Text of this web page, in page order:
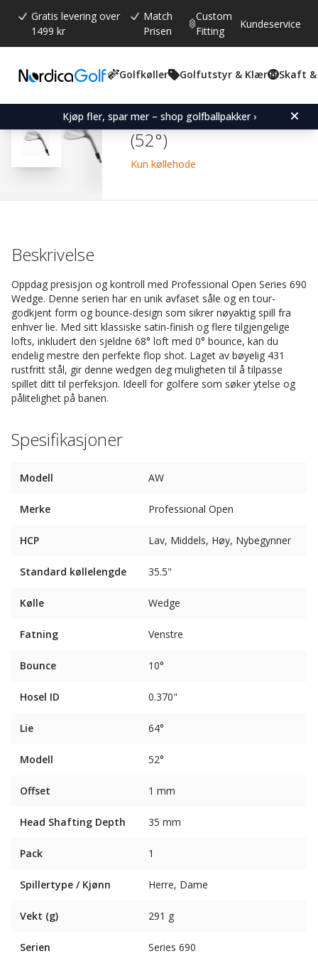
Gratis levering over
1499 kr
Match
Prisen
Custom
Fitting
Kundeservice
Golfkøller Golfutstyr & Klær Skaft &
Kjøp fler, spar mer – shop golfballpakker ›
Gjennomsnittskarakter:
4.7 (stemmer:
80)
Professional Open
(52°)
Kun køllehode
Beskrivelse
Oppdag presisjon og kontroll med Professional Open Series 690
Wedge. Denne serien har en unik avfaset såle og en tour-
godkjent form og bounce-design som sikrer nøyaktig spill fra
enhver lie. Med sitt klassiske satin-finish og flere tilgjengelige
lofts, inkludert den sjeldne 68° loft med 0° bounce, kan du
endelig mestre den perfekte flop shot. Laget av bøyelig 431
rustfritt stål, gir denne wedgen deg muligheten til å tilpasse
spillet ditt til perfeksjon. Ideell for golfere som søker ytelse og
pålitelighet på banen.
Spesifikasjoner
Modell AW
Merke Professional Open
HCP Lav, Middels, Høy, Nybegynner
Standard køllelengde 35.5"
Kølle Wedge
Fatning Venstre
Bounce 10°
Hosel ID 0.370"
Lie 64°
Modell 52°
Offset 1 mm
Head Shafting Depth 35 mm
Pack 1
Spillertype / Kjønn Herre, Dame
Vekt (g) 291 g
Serien Series 690